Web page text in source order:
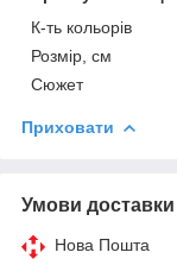
К-ть кольорiв
Розмір, см
Сюжет
Приховати
Умови доставки
Нова Пошта